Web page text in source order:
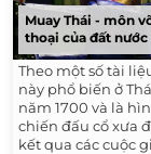
Muay Thái - môn
thoại của đất nước
Theo một số tài
này phổ biến ở
năm 1700 và là
chiến đấu cổ xưa
kết qua các cuộc